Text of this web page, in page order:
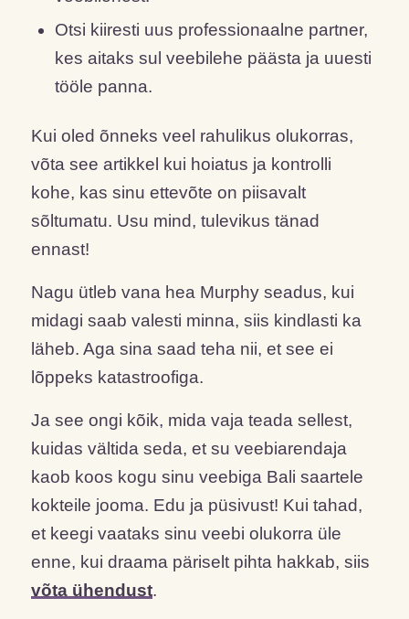
Otsi kiiresti uus professionaalne partner,
kes aitaks sul veebilehe päästa ja uuesti
tööle panna.
Kui oled õnneks veel rahulikus olukorras,
võta see artikkel kui hoiatus ja kontrolli
kohe, kas sinu ettevõte on piisavalt
sõltumatu. Usu mind, tulevikus tänad
ennast!
Nagu ütleb vana hea Murphy seadus, kui
midagi saab valesti minna, siis kindlasti ka
läheb. Aga sina saad teha nii, et see ei
lõppeks katastroofiga.
Ja see ongi kõik, mida vaja teada sellest,
kuidas vältida seda, et su veebiarendaja
kaob koos kogu sinu veebiga Bali saartele
kokteile jooma. Edu ja püsivust! Kui tahad,
et keegi vaataks sinu veebi olukorra üle
enne, kui draama päriselt pihta hakkab, siis
võta ühendust.